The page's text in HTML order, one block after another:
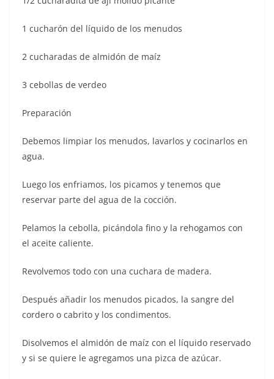
1 cucharón del líquido de los menudos
2 cucharadas de almidón de maíz
3 cebollas de verdeo
Preparación
Debemos limpiar los menudos, lavarlos y cocinarlos en
agua.
Luego los enfriamos, los picamos y tenemos que
reservar parte del agua de la cocción.
Pelamos la cebolla, picándola fino y la rehogamos con
el aceite caliente.
Revolvemos todo con una cuchara de madera.
Después añadir los menudos picados, la sangre del
cordero o cabrito y los condimentos.
Disolvemos el almidón de maíz con el líquido reservado
y si se quiere le agregamos una pizca de azúcar.